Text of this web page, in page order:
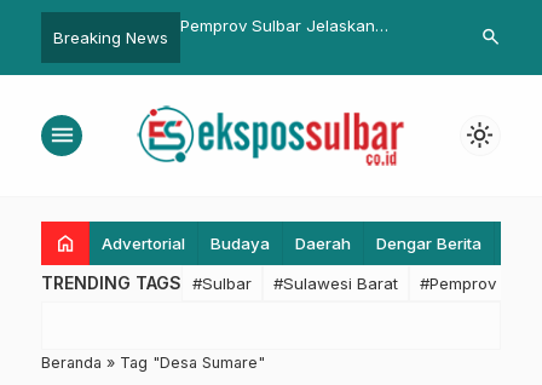
Breaking News
PP Pasangkayu
Pemprov Sulbar Jelaskan
Pembangunan Daerah Lewat
Hari Ketiga
pada Sektor
search
menu light_mode
home Advertorial Budaya Daerah Dengar Berita
TRENDING TAGS #Sulbar #Sulawesi Barat #Pemprov
Beranda » Tag "Desa Sumare"